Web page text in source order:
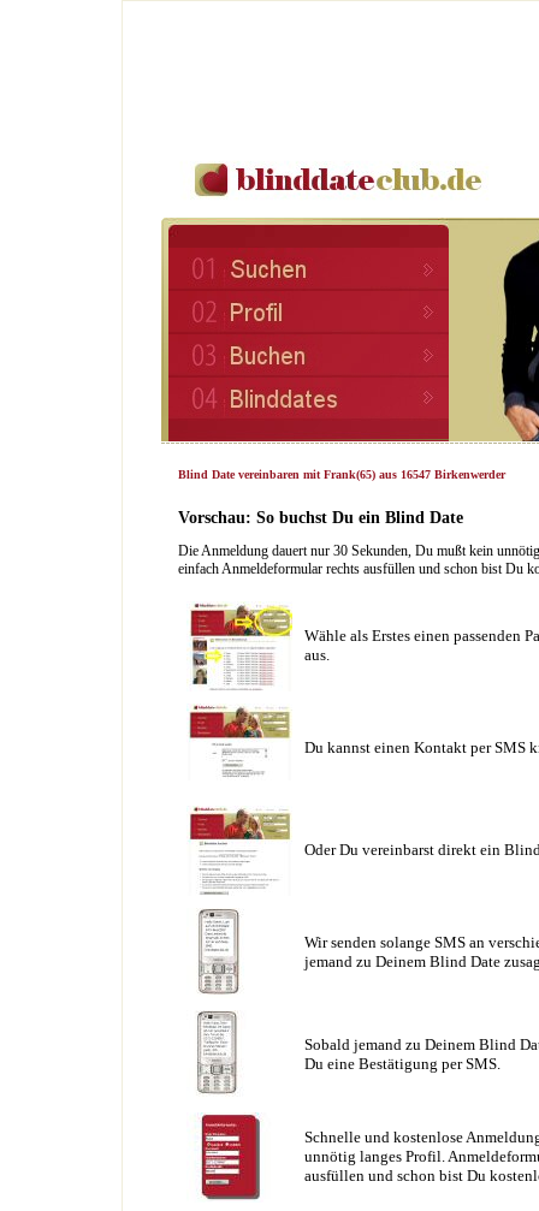
Blind Date vereinbaren mit Frank(65) aus 16547 Birkenwerder
Vorschau: So buchst Du ein Blind Date
Die Anmeldung dauert nur 30 Sekunden, Du mußt kein
einfach Anmeldeformular rechts ausfüllen und schon bist Du
Wähle als Erstes einen passenden
aus.
Du kannst einen Kontakt per SMS
Oder Du vereinbarst direkt ein
Wir senden solange SMS an
jemand zu Deinem Blind Date
Sobald jemand zu Deinem Blind
Du eine Bestätigung per SMS.
Schnelle und kostenlose
unnötig langes Profil.
ausfüllen und schon bist Du